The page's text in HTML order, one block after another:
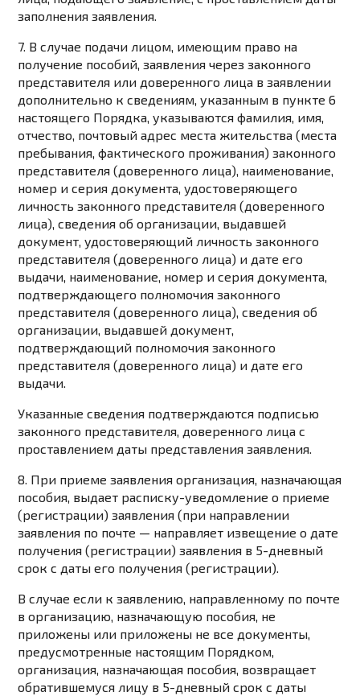
заполнения заявления.
7. В случае подачи лицом, имеющим право на
получение пособий, заявления через законного
представителя или доверенного лица в заявлении
дополнительно к сведениям, указанным в пункте 6
настоящего Порядка, указываются фамилия, имя,
отчество, почтовый адрес места жительства (места
пребывания, фактического проживания) законного
представителя (доверенного лица), наименование,
номер и серия документа, удостоверяющего
личность законного представителя (доверенного
лица), сведения об организации, выдавшей
документ, удостоверяющий личность законного
представителя (доверенного лица) и дате его
выдачи, наименование, номер и серия документа,
подтверждающего полномочия законного
представителя (доверенного лица), сведения об
организации, выдавшей документ,
подтверждающий полномочия законного
представителя (доверенного лица) и дате его
выдачи.
Указанные сведения подтверждаются подписью
законного представителя, доверенного лица с
проставлением даты представления заявления.
8. При приеме заявления организация, назначающая
пособия, выдает расписку-уведомление о приеме
(регистрации) заявления (при направлении
заявления по почте — направляет извещение о дате
получения (регистрации) заявления в 5-дневный
срок с даты его получения (регистрации).
В случае если к заявлению, направленному по почте
в организацию, назначающую пособия, не
приложены или приложены не все документы,
предусмотренные настоящим Порядком,
организация, назначающая пособия, возвращает
обратившемуся лицу в 5-дневный срок с даты